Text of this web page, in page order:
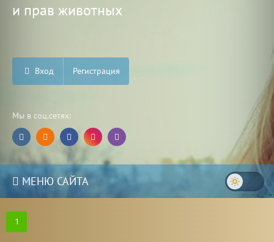
и прав животных
Вход Регистрация
Мы в соц.сетях:
МЕНЮ САЙТА
1